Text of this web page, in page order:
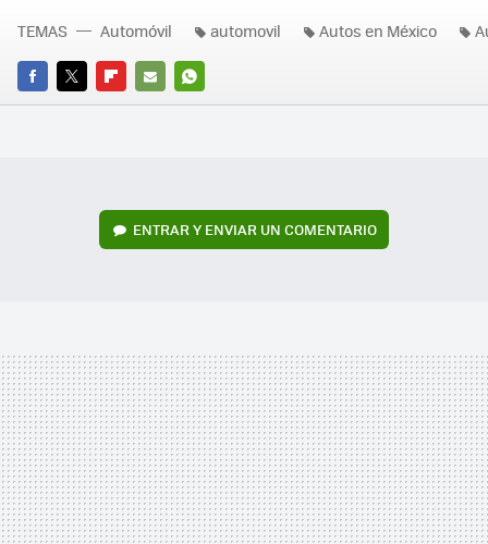
FACEBOOK
TWITTERFLIPBOARD
E-
WHATSAPP
TEMAS Automóvil automovil Autos en México
ENTRAR Y ENVIAR UN COMENTARIO